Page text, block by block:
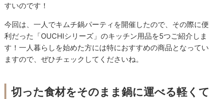
すいのです！
今回は、一人でキムチ鍋パーティを開催したので、その際に便
利だった「OUCHIシリーズ」のキッチン用品を5つご紹介しま
す！一人暮らしを始めた方には特におすすめの商品となってい
ますので、ぜひチェックしてくださいね。
切った食材をそのまま鍋に運べる軽くて